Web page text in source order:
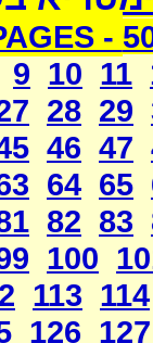
-
9 10 11
28 29
46 47
64 65
82 83
100
113 114
126 127